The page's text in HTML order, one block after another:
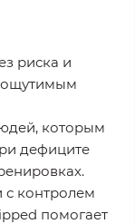
риска и
ощутимым
которым
дефиците
с контролем
помогает